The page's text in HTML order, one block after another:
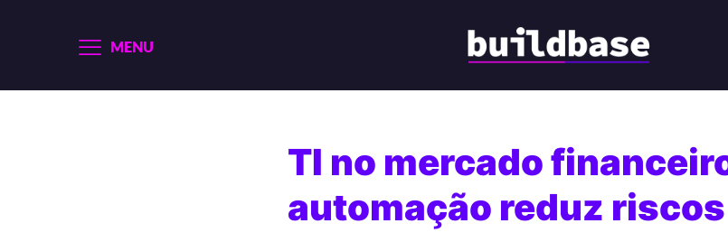
MENU
TI no mercado
automação reduz riscos